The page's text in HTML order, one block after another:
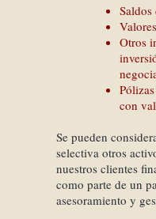
Saldos
Otros
con
Se pueden
selectiva otros
nuestros clientes
como parte de un
asesoramiento y